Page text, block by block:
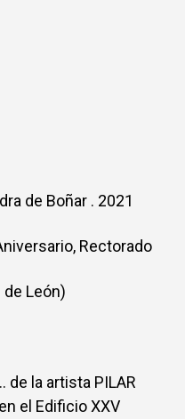
de Boñar . 2021
Rectorado
de León)
de la artista PILAR
el Edificio XXV